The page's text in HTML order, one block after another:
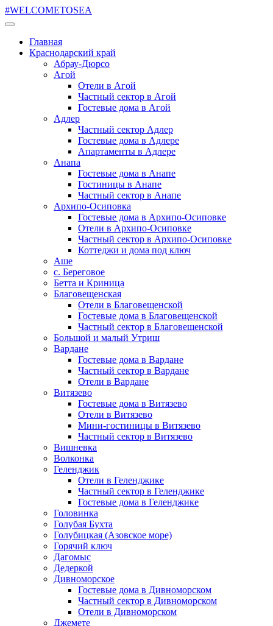
#WELCOMETOSEA
Главная
Краснодарский край
Абрау-Дюрсо
Агой
Отели в Агой
Частный сектор в Агой
Гостевые дома в Агой
Адлер
Частный сектор Адлер
Гостевые дома в Адлере
Апартаменты в Адлере
Анапа
Гостевые дома в Анапе
Гостиницы в Анапе
Частный сектор в Анапе
Архипо-Осиповка
Гостевые дома в Архипо-Осиповке
Отели в Архипо-Осиповке
Частный сектор в Архипо-Осиповке
Коттеджи и дома под ключ
Аше
с. Береговое
Бетта и Криница
Благовещенская
Отели в Благовещенской
Гостевые дома в Благовещенской
Частный сектор в Благовещенской
Большой и малый Утриш
Вардане
Гостевые дома в Вардане
Частный сектор в Вардане
Отели в Вардане
Витязево
Гостевые дома в Витязево
Отели в Витязево
Мини-гостиницы в Витязево
Частный сектор в Витязево
Вишневка
Волконка
Геленджик
Отели в Геленджике
Частный сектор в Геленджике
Гостевые дома в Геленджике
Головинка
Голубая Бухта
Голубицкая (Азовское море)
Горячий ключ
Дагомыс
Дедеркой
Дивноморское
Гостевые дома в Дивноморском
Частный сектор в Дивноморском
Отели в Дивноморском
Джемете